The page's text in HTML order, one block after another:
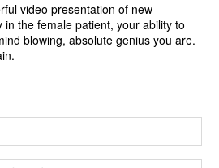
video presentation of new
in the female patient, your ability to
blowing, absolute genius you are.